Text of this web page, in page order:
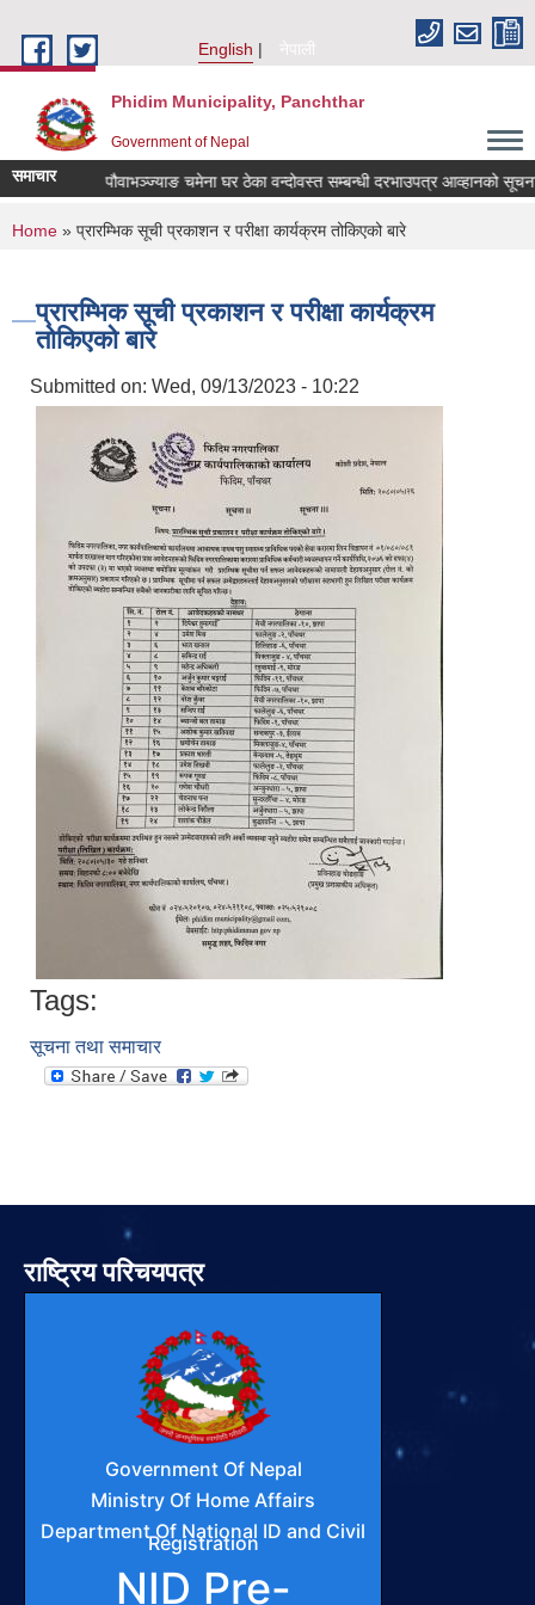
English
नेपाली
Phidim Municipality, Panchthar
Government of Nepal
समाचार पौवाभञ्ज्याङ चमेना घर ठेका वन्दोवस्त सम्बन्धी दरभाउपत्र आव्हानको सूचना
You are here
Home » प्रारम्भिक सूची प्रकाशन र परीक्षा कार्यक्रम तोकिएको बारे
प्रारम्भिक सूची प्रकाशन र परीक्षा कार्यक्रम
तोकिएको बारे
Submitted on: Wed, 09/13/2023 - 10:22
Tags:
सूचना तथा समाचार
राष्ट्रिय परिचयपत्र